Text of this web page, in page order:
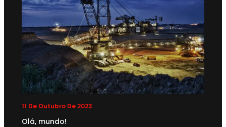
11 De Outubro De 2023
Olá, mundo!